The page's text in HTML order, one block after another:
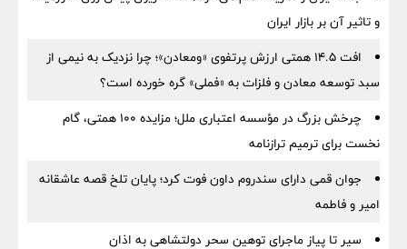
و تاثیر آن بر بازار ایران
افت ۱۴.۵ همتی ارزش پرتفوی «ومعادن»؛ چرا نزدیک به نیمی از
سبد توسعه معادن و فلزات به «فملی» گره خورده است؟
چرخش بزرگ در مؤسسه اعتباری ملل؛ مزایده ۱۰۰ همتی، گام
نخست برای ترمیم ترازنامه
جوان قمی دارای سندروم داون فوت کرد؛ پایان تلخ قصه عاشقانه
امیر و فاطمه
سیر تا پیاز ماجرای توهین سحر دولتشاهی به اذان